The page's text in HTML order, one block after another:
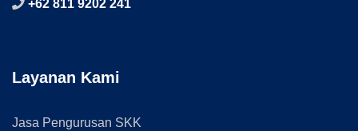
+62 811 9202 241
Layanan Kami
Jasa Pengurusan SKK